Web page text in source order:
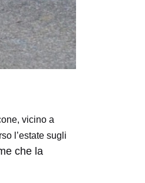
vicino a
l’estate sugli
che la